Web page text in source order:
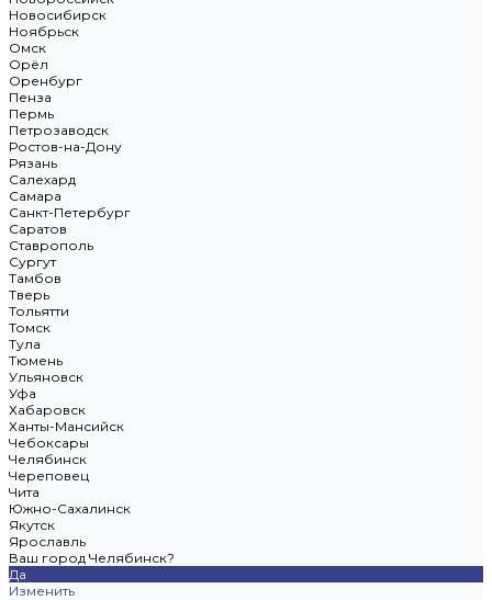
Новосибирск
Ноябрьск
Омск
Орёл
Оренбург
Пенза
Пермь
Петрозаводск
Ростов-на-Дону
Рязань
Салехард
Самара
Санкт-Петербург
Саратов
Ставрополь
Сургут
Тамбов
Тверь
Тольятти
Томск
Тула
Тюмень
Ульяновск
Уфа
Хабаровск
Ханты-Мансийск
Чебоксары
Челябинск
Череповец
Чита
Южно-Сахалинск
Якутск
Ярославль
Ваш город Челябинск?
Да
Изменить